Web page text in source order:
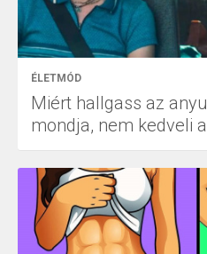
ÉLETMÓD
Miért hallgass az
mondja, nem kedveli